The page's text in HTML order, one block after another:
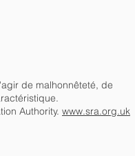
de malhonnêteté, de
Authority. www.sra.org.uk